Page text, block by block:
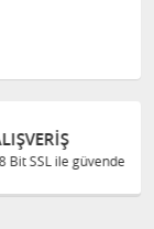
güvende